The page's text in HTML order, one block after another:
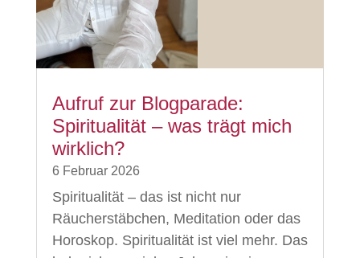
Aufruf zur Blogparade:
Spiritualität – was trägt mich
wirklich?
6 Februar 2026
Spiritualität – das ist nicht nur
Räucherstäbchen, Meditation oder das
Horoskop. Spiritualität ist viel mehr. Das